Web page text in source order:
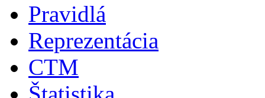
Pravidlá
Reprezentácia
CTM